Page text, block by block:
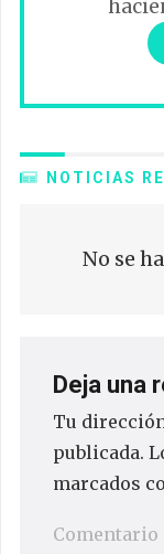
NOTICIAS
No se
Deja una
Tu
publicada.
marcados